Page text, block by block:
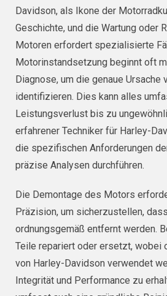
Davidson, als Ikone der
Geschichte, und die Wartung oder
Motoren erfordert spezialisierte
Motorinstandsetzung beginnt oft
Diagnose, um die genaue Ursache
identifizieren. Dies kann alles
Leistungsverlust bis zu
erfahrener Techniker für Harley-
die spezifischen Anforderungen
präzise Analysen durchführen.
Die Demontage des Motors
Präzision, um sicherzustellen,
ordnungsgemäß entfernt werden.
Teile repariert oder ersetzt, wobei
von Harley-Davidson verwendet
Integrität und Performance zu